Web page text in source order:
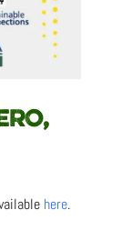
here.